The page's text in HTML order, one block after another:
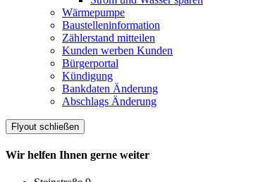
Wärmepumpe
Baustelleninformation
Zählerstand mitteilen
Kunden werben Kunden
Bürgerportal
Kündigung
Bankdaten Änderung
Abschlags Änderung
Flyout schließen
Wir helfen Ihnen gerne weiter